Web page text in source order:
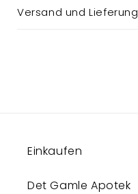
Versand und Lieferung
Einkaufen
Det Gamle Apotek